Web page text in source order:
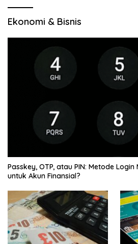
Ekonomi & Bisnis
Passkey, OTP, atau PIN: Metode
untuk Akun Finansial?